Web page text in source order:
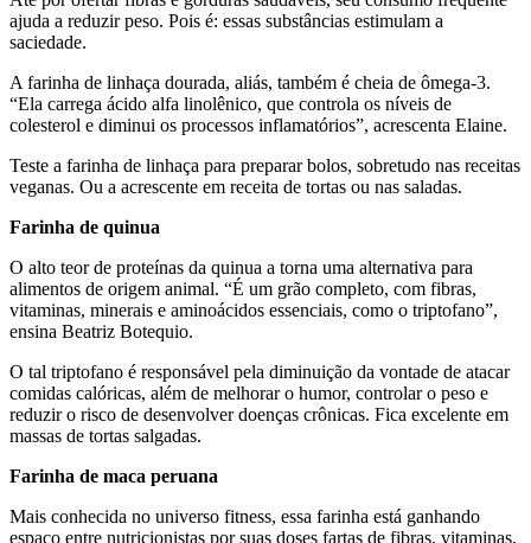
ajuda a reduzir peso. Pois é: essas substâncias estimulam a
saciedade.
A farinha de linhaça dourada, aliás, também é cheia de ômega-3.
“Ela carrega ácido alfa linolênico, que controla os níveis de
colesterol e diminui os processos inflamatórios”, acrescenta Elaine.
Teste a farinha de linhaça para preparar bolos, sobretudo nas receitas
veganas. Ou a acrescente em receita de tortas ou nas saladas.
Farinha de quinua
O alto teor de proteínas da quinua a torna uma alternativa para
alimentos de origem animal. “É um grão completo, com fibras,
vitaminas, minerais e aminoácidos essenciais, como o triptofano”,
ensina Beatriz Botequio.
O tal triptofano é responsável pela diminuição da vontade de atacar
comidas calóricas, além de melhorar o humor, controlar o peso e
reduzir o risco de desenvolver doenças crônicas. Fica excelente em
massas de tortas salgadas.
Farinha de maca peruana
Mais conhecida no universo fitness, essa farinha está ganhando
espaço entre nutricionistas por suas doses fartas de fibras, vitaminas,